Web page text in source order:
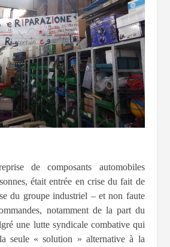
de composants automobiles
était entrée en crise du fait de
du groupe industriel – et non faute
notamment de la part du
une lutte syndicale combative qui
seule « solution » alternative à la